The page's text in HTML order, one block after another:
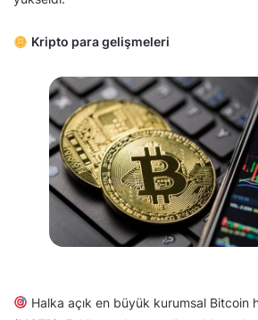
Kripto para gelişmeleri
Halka açık en büyük kurumsal Bitcoin